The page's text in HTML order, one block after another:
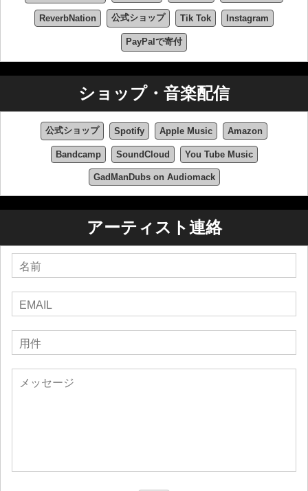
ています。これらのコラボレーションは、彼の音楽的視
野を広げただけでなく、ドラムンベース・コミュニティ
のより幅広いオーディエンスに彼の才能を届けることに
ヘビーウェイト・ダブの先駆者：
GadManDubsは、革新的で独特なヘビーウェイト・ダ
い評価を得ています。 GadManDubsの作品は、エクスペ
リメンタル・ダブ、UKステッパーズ、ルーツ・ミュージ
ック、ダンスホール、ファンキー・ハウスといった要素
を融合させ、ジャンルの限界を押し広げています。ヘビ
ーウェイトなベースラインと重厚なドラムを楽曲に織り
込むことで、GadManDubsは独自のニッチな地位を確立
し、ダブ・ミュージックへの先進的なアプローチで高い
を融合させる彼の才能は、世界中のリスナーを魅了して
います。
Dubark.com:
GadManDubsは7年間、レゲエとダブのミュージシャンの
トであるDubark.comのCEO兼オーナーを務めました。
Dubark.comは、アーティストが才能を披露し、世界中の
ReverbNation 公式ショップ Tik Tok Instagram
PayPalで寄付
ショップ・音楽配信
公式ショップ Spotify Apple Music Amazon
Bandcamp SoundCloud You Tube Music
GadManDubs on Audiomack
アーティスト連絡